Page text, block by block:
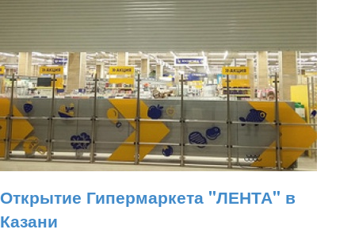
Открытие Гипермаркета "ЛЕНТА" в
Казани